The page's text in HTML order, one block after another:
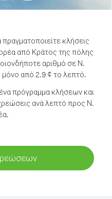
κλήσεις
από Κράτος της πόλης
αριθμό σε Ν.
μόνο από 2.9 ¢ το λεπτό.
πρόγραμμα κλήσεων και
ανά λεπτό προς Ν.